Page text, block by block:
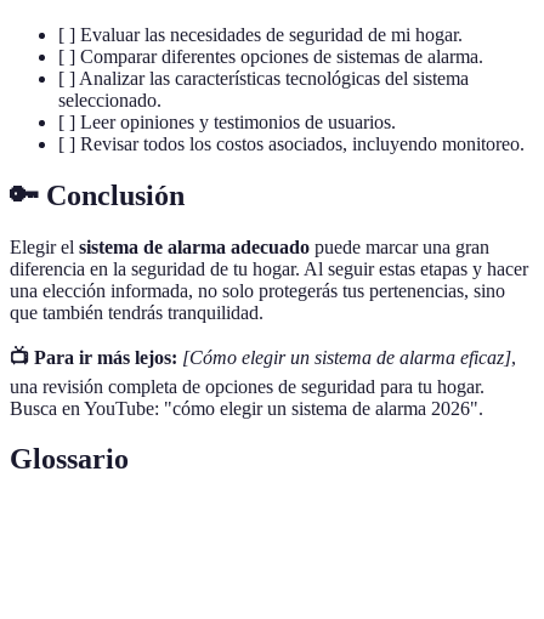
[ ] Evaluar las necesidades de seguridad de mi hogar.
[ ] Comparar diferentes opciones de sistemas de alarma.
[ ] Analizar las características tecnológicas del sistema
seleccionado.
[ ] Leer opiniones y testimonios de usuarios.
[ ] Revisar todos los costos asociados, incluyendo monitoreo.
🔑 Conclusión
Elegir el sistema de alarma adecuado puede marcar una gran
diferencia en la seguridad de tu hogar. Al seguir estas etapas y hacer
una elección informada, no solo protegerás tus pertenencias, sino
que también tendrás tranquilidad.
📺 Para ir más lejos: [Cómo elegir un sistema de alarma eficaz],
una revisión completa de opciones de seguridad para tu hogar.
Busca en YouTube: "cómo elegir un sistema de alarma 2026".
Glossario